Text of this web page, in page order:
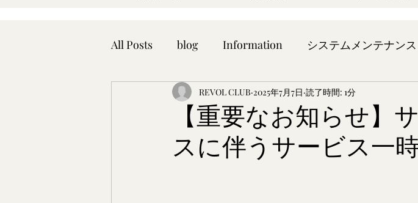
All Posts blog Information システムメンテナンス
【重要なお知らせ】
スに伴うサービス一
REVOL CLUB 2025年7月7日 読了時間: 1分